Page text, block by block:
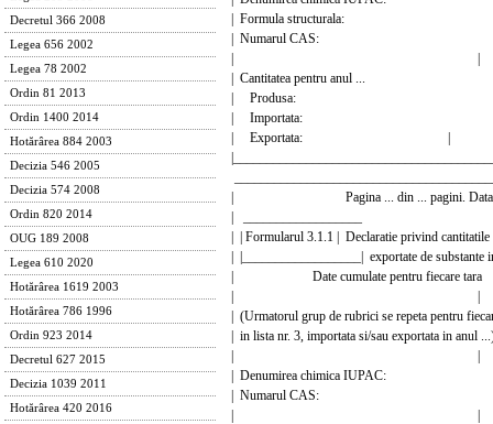
Decretul 366 2008
Legea 656 2002
Legea 78 2002
Ordin 81 2013
Ordin 1400 2014
Hotărârea 884 2003
Decizia 546 2005
Decizia 574 2008
Ordin 820 2014
OUG 189 2008
Legea 610 2020
Hotărârea 1619 2003
Hotărârea 786 1996
Ordin 923 2014
Decretul 627 2015
Decizia 1039 2011
Hotărârea 420 2016
| Formula
| Numarul
| |
| Cantitatea pentru anul
| Produsa:
| Importata:
| Exportata: |
| Pagina ... din ... pagini. Data
|
| | Formularul 3.1.1 | Declaratie privind
| |__________________| exportate de
| Date cumulate pentru
| |
| (Urmatorul grup de rubrici se repeta pentru
| in lista nr. 3, importata si/sau exportata
| |
| Denumirea chimica
| Numarul
| |